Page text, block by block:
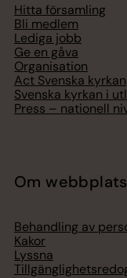
Hitta församling
Bli medlem
Lediga jobb
Ge en gåva
Organisation
Act Svenska kyrkan
Svenska kyrkan i
Press – nationell
Om
Behandling av
Kakor
Lyssna